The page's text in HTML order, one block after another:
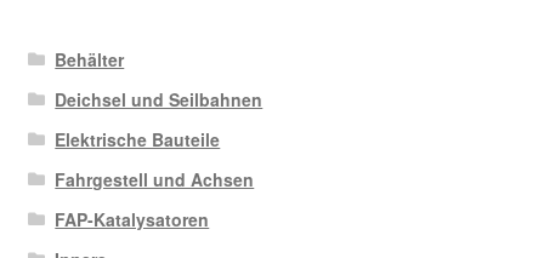
Behälter
Deichsel und Seilbahnen
Elektrische Bauteile
Fahrgestell und Achsen
FAP-Katalysatoren